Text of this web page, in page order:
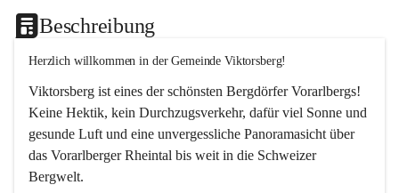
Beschreibung
Herzlich willkommen in der Gemeinde Viktorsberg!
Viktorsberg ist eines der schönsten Bergdörfer Vorarlbergs!
Keine Hektik, kein Durchzugsverkehr, dafür viel Sonne und
gesunde Luft und eine unvergessliche Panoramasicht über
das Vorarlberger Rheintal bis weit in die Schweizer
Bergwelt.